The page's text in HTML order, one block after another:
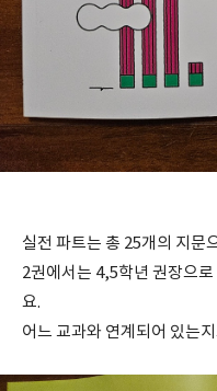
실전 파트는 총 25개의 지문
2권에서는 4,5학년 권장으로
요.
어느 교과와 연계되어 있는